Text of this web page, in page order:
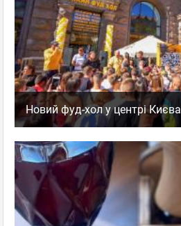
Новий фуд-хол у центрі Києва